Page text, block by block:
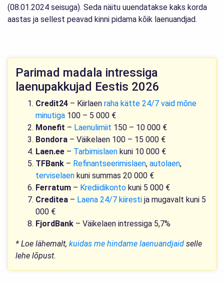
(08.01.2024 seisuga). Seda näitu uuendatakse kaks korda
aastas ja sellest peavad kinni pidama kõik laenuandjad.
Parimad madala intressiga
laenupakkujad Eestis 2026
Credit24 – Kiirlaen raha kätte 24/7 vaid mõne
minutiga 100 – 5 000 €
Monefit – Laenulimiit 150 – 10 000 €
Bondora – Väikelaen 100 – 15 000 €
Laen.ee – Tarbimislaen kuni 10 000 €
TFBank – Refinantseerimislaen, autolaen,
terviselaen kuni summas 20 000 €
Ferratum – Krediidikonto kuni 5 000 €
Creditea – Laena 24/7 kiiresti ja mugavalt kuni 5
000 €
FjordBank – Väikelaen intressiga 5,7%
* Loe lähemalt, kuidas me hindame laenuandjaid selle
lehe lõpust.